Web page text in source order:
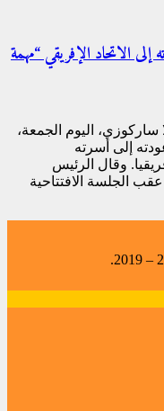
الاتحاد الإفريقي “مهمة
ساركوزي، اليوم الجمعة،
إلى أسرته
وقال الرئيس
الجلسة الافتتاحية